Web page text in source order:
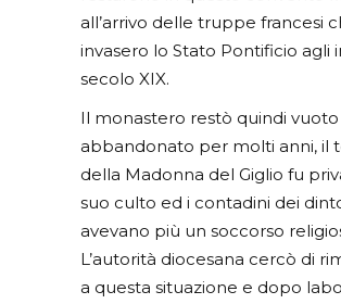
all’arrivo delle truppe francesi
invasero lo Stato Pontificio agli
secolo XIX.
Il monastero restò quindi
abbandonato per molti anni, il
della Madonna del Giglio fu
suo culto ed i contadini dei
avevano più un soccorso
L’autorità diocesana cercò di
a questa situazione e dopo